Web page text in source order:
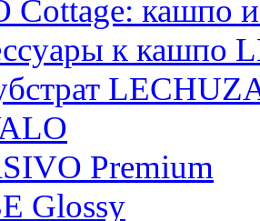
Cottage: кашпо
к кашпо
Premium
Glossy